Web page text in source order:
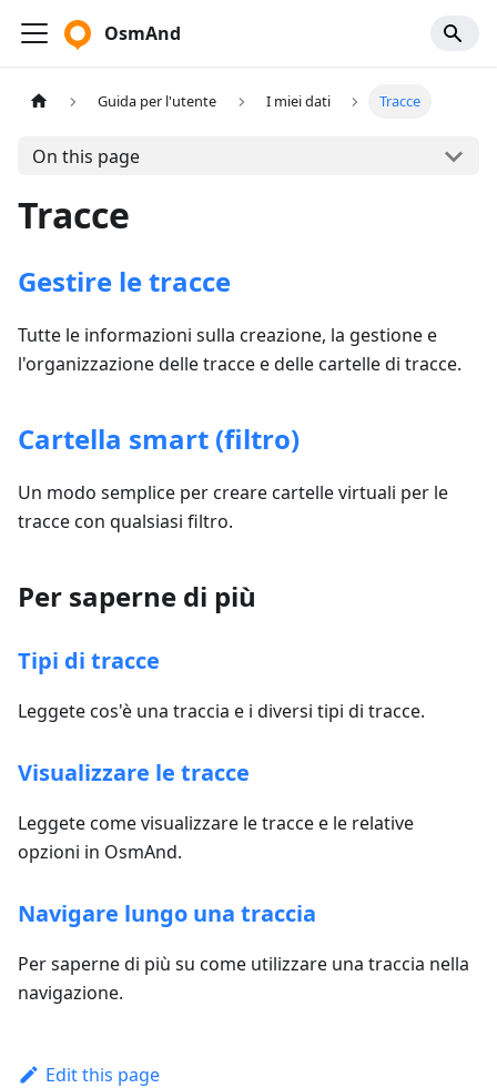
OsmAnd
Guida per l'utente I miei dati Tracce
On this page
Tracce
Gestire le tracce
Tutte le informazioni sulla creazione, la gestione e
l'organizzazione delle tracce e delle cartelle di tracce.
Cartella smart (filtro)
Un modo semplice per creare cartelle virtuali per le
tracce con qualsiasi filtro.
Per saperne di più
Tipi di tracce
Leggete cos'è una traccia e i diversi tipi di tracce.
Visualizzare le tracce
Leggete come visualizzare le tracce e le relative
opzioni in OsmAnd.
Navigare lungo una traccia
Per saperne di più su come utilizzare una traccia nella
navigazione.
Edit this page